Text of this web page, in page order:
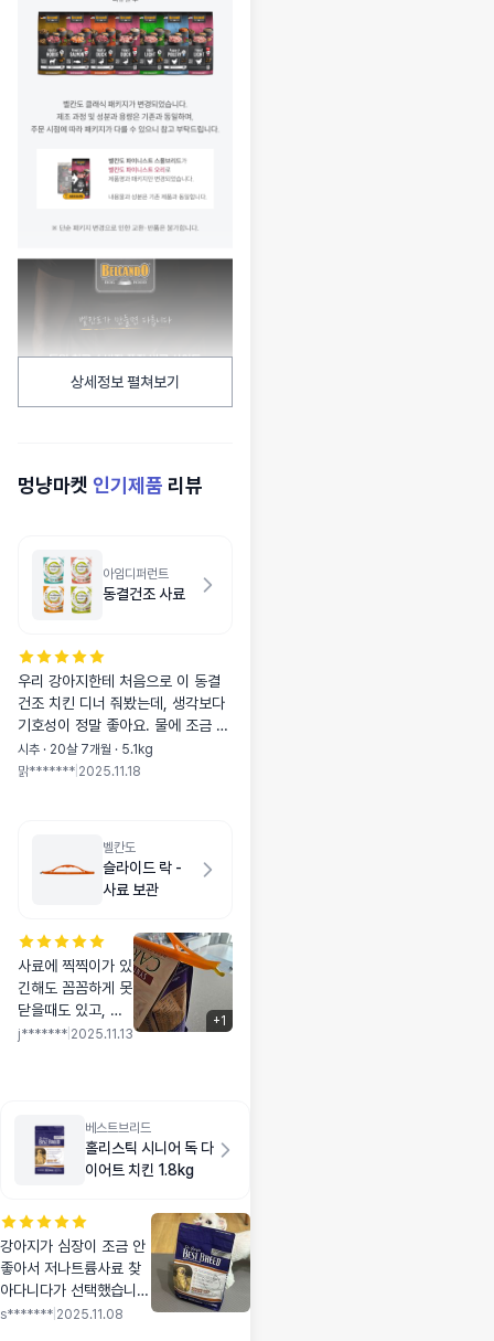
상세정보 펼쳐보기
멍냥마켓 인기제품 리뷰
아임디퍼런트
동결건조 사료
우리 강아지한테 처음으로 이 동결
건조 치킨 디너 줘봤는데, 생각보다
기호성이 정말 좋아요. 물에 조금 불
려주니까 촉촉해져서 소화도 잘 되
는 것 같고, 토핑으로 올려줘도 엄청
족해서 재구매할 것 같아요.
시추 · 20살 7개월 · 5.1kg
맑******* 2025.11.18
벨칸도
슬라이드 락 -
사료 보관
사료에 찍찍이가 있
긴해도 꼼꼼하게 못
닫을때도 있고, 자
주 열었다 닫았다
하는거 같아서 구매
했어요~ 새거라 그
런건지 끼울때 좀
서 만족해용^^
j******* 2025.11.13
+1
베스트브리드
홀리스틱 시니어 독 다
이어트 치킨 1.8kg
강아지가 심장이 조금 안
좋아서 저나트륨사료 찾
아다니다가 선택했습니
다. 성분도 좋고 기호성도
s******* 2025.11.08